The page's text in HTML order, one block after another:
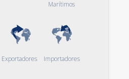
Marítimos
Exportadores Importadores